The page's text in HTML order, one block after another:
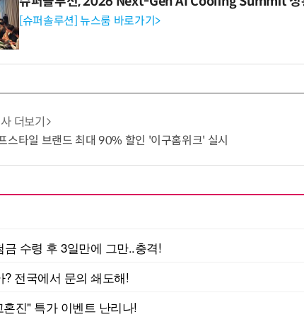
[슈퍼솔루션] 뉴스룸 바로가기>
더보기
스타일 브랜드 최대 90% 할인 '이구홈위크' 실시